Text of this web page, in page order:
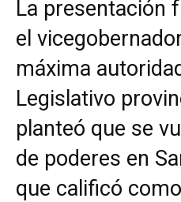
La presentación
el
máxima
Legislativo
planteó que se
de poderes en
que calificó